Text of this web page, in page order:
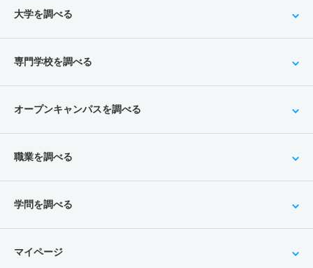
大学を調べる
専門学校を調べる
オープンキャンパスを調べる
職業を調べる
学問を調べる
マイページ